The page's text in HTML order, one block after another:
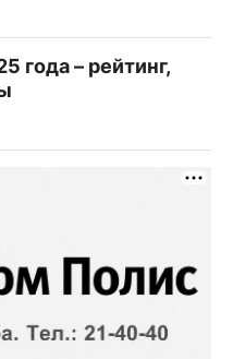
года – рейтинг,